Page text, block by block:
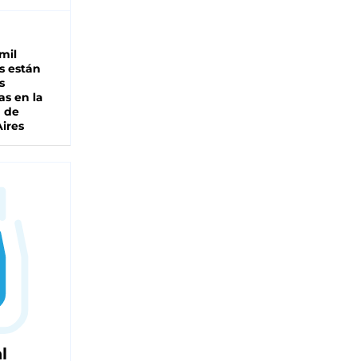
están
en la
de